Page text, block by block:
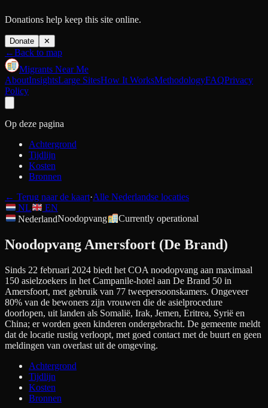
Donations help keep this site online.
Donate ✕
←Back to map
Migrants Near Me
AboutInsightsLarge SitesHow It WorksMethodologyFAQPrivacy
Policy
Op deze pagina
Achtergrond
Tijdlijn
Kosten
Bronnen
← Terug naar de kaart·Alle Nederlandse locaties
NL
EN
NederlandNoodopvang Currently operational
Noodopvang Amersfoort (De Brand)
Sinds 22 februari 2024 biedt het COA noodopvang aan maximaal
150 asielzoekers in het Campanile-hotel aan De Brand 50 in
Amersfoort, met gebruik van 77 tweepersoonskamers. Ongeveer
80% van de bewoners zijn vrouwen die de asielprocedure
doorlopen, uit landen als Somalië, Irak, Jemen, Eritrea, Syrië en
China; er worden geen kinderen ondergebracht. De gemeente meldt
dat de locatie rustig verloopt, met goed contact met de buurt en geen
meldingen van overlast uit de omgeving.
Achtergrond
Tijdlijn
Kosten
Bronnen